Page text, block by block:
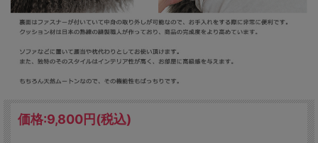
価格:9,800円(税込)